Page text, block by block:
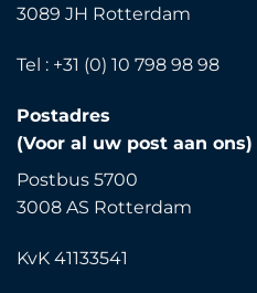
3089 JH Rotterdam
Tel : +31 (0) 10 798 98 98
Postadres
(Voor al uw post aan ons)
Postbus 5700
3008 AS Rotterdam
KvK 41133541